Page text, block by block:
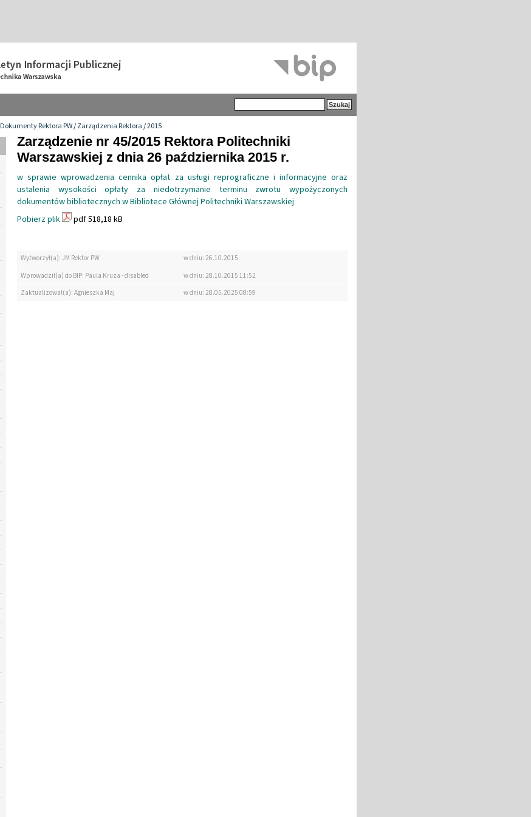
Dokumenty Rektora PW/Zarządzenia Rektora/2015
Zarządzenie nr 45/2015 Rektora Politechniki
Warszawskiej z dnia 26 października 2015 r.
w sprawie wprowadzenia cennika opłat za usługi reprograficzne i informacyjne oraz
ustalenia wysokości opłaty za niedotrzymanie terminu zwrotu wypożyczonych
dokumentów bibliotecznych w Bibliotece Głównej Politechniki Warszawskiej
Pobierz plik
pdf 518,18 kB
Wytworzył(a): JM Rektor PW
w dniu: 26.10.2015
Wprowadził(a) do BIP: Paula Kruza - disabled
w dniu: 28.10.2015 11:52
Zaktualizował(a): Agnieszka Maj
w dniu: 28.05.2025 08:59